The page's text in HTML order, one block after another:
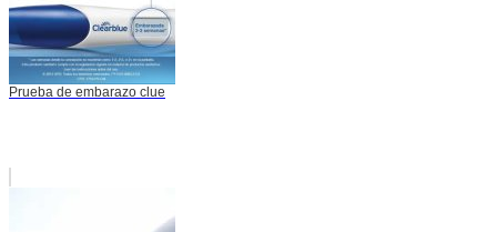
Prueba de embarazo clue